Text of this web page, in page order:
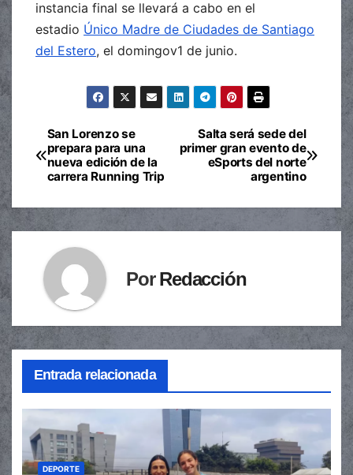
instancia final se llevará a cabo en el
estadio Único Madre de Ciudades de Santiago
del Estero, el domingov1 de junio.
Navegación
de
entradas
Salta será sede del
primer gran evento de
eSports del norte
argentino
San Lorenzo se
prepara para una
nueva edición de la
carrera Running Trip
PorRedacción
Entrada relacionada
DEPORTE